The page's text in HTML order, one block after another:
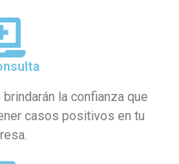
la confianza que
casos positivos en tu